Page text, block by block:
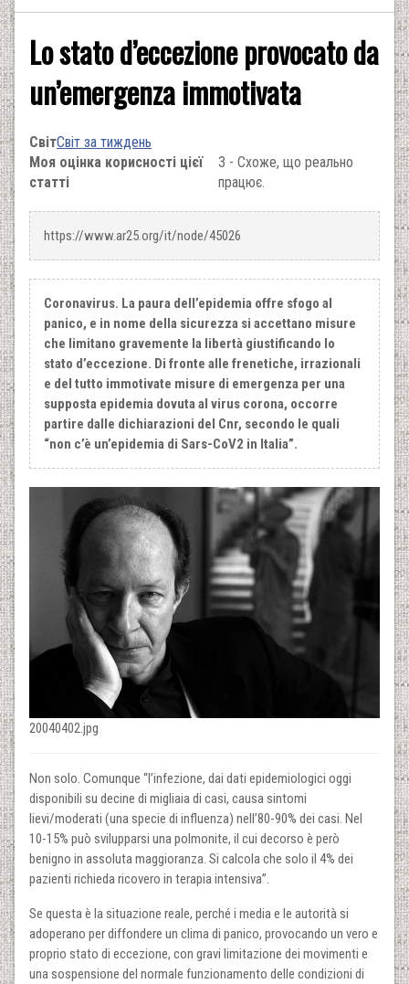
Lo stato d’eccezione provocato da
un’emergenza immotivata
СвітСвіт за тиждень
Моя оцінка корисності цієї
статті
3 - Схоже, що реально
працює.
https://www.ar25.org/it/node/45026
Coronavirus. La paura dell’epidemia offre sfogo al
panico, e in nome della sicurezza si accettano misure
che limitano gravemente la libertà giustificando lo
stato d’eccezione. Di fronte alle frenetiche, irrazionali
e del tutto immotivate misure di emergenza per una
supposta epidemia dovuta al virus corona, occorre
partire dalle dichiarazioni del Cnr, secondo le quali
“non c’è un’epidemia di Sars-CoV2 in Italia”.
20040402.jpg
Non solo. Comunque “l’infezione, dai dati epidemiologici oggi
disponibili su decine di migliaia di casi, causa sintomi
lievi/moderati (una specie di influenza) nell’80-90% dei casi. Nel
10-15% può svilupparsi una polmonite, il cui decorso è però
benigno in assoluta maggioranza. Si calcola che solo il 4% dei
pazienti richieda ricovero in terapia intensiva”.
Se questa è la situazione reale, perché i media e le autorità si
adoperano per diffondere un clima di panico, provocando un vero e
proprio stato di eccezione, con gravi limitazione dei movimenti e
una sospensione del normale funzionamento delle condizioni di